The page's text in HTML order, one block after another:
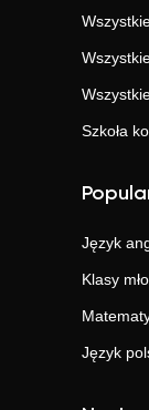
Szkoła
Język
Klasy
Język